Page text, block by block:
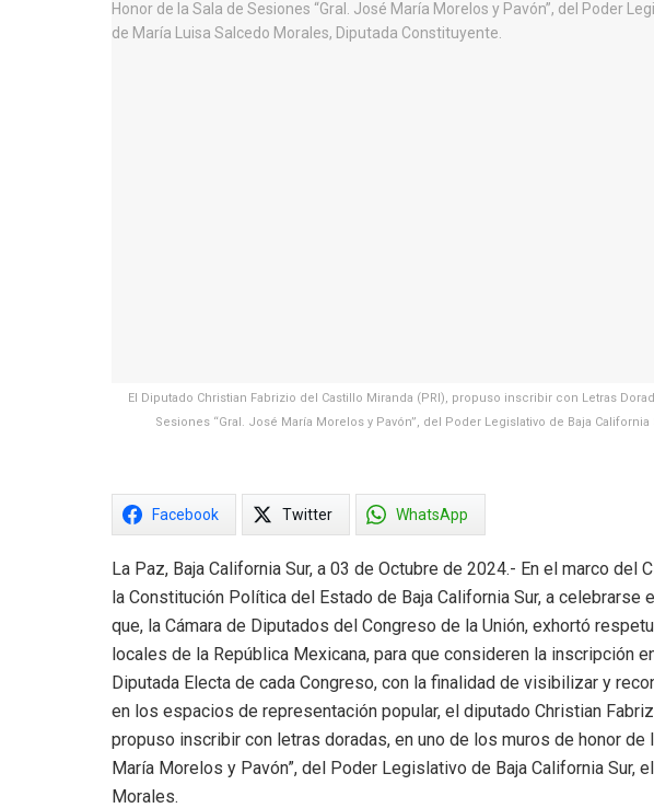
El Diputado Christian Fabrizio del Castillo Miranda (PRI), propuso inscribir con Letras
Sesiones “Gral. José María Morelos y Pavón”, del Poder Legislativo de Baja
Facebook Twitter WhatsApp
La Paz, Baja California Sur, a 03 de Octubre de 2024.- En el marco del
la Constitución Política del Estado de Baja California Sur, a celebrarse
que, la Cámara de Diputados del Congreso de la Unión, exhortó
locales de la República Mexicana, para que consideren la inscripción
Diputada Electa de cada Congreso, con la finalidad de visibilizar y
en los espacios de representación popular, el diputado Christian
propuso inscribir con letras doradas, en uno de los muros de honor de
María Morelos y Pavón”, del Poder Legislativo de Baja California Sur,
Morales.